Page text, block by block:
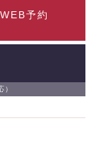
WEB予約